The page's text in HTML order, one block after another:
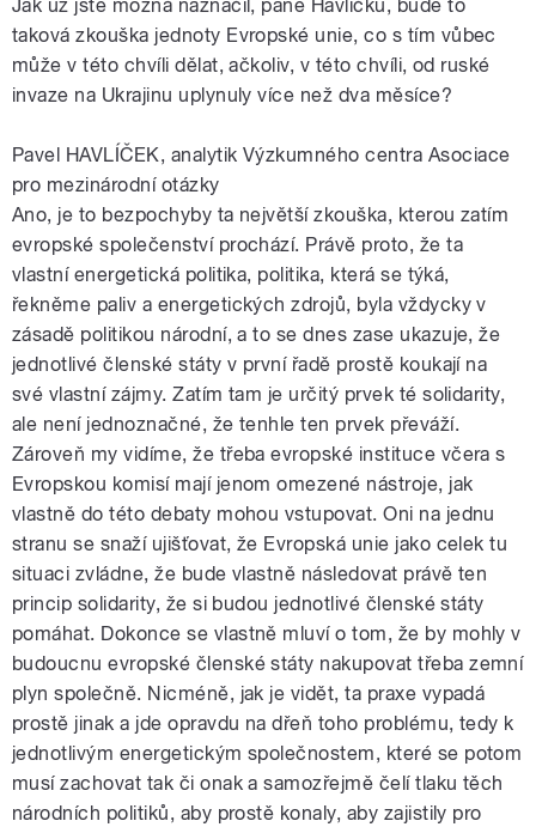
Jak už jste možná naznačil, pane Havlíčku, bude to
taková zkouška jednoty Evropské unie, co s tím vůbec
může v této chvíli dělat, ačkoliv, v této chvíli, od ruské
invaze na Ukrajinu uplynuly více než dva měsíce?
Pavel HAVLÍČEK, analytik Výzkumného centra Asociace
pro mezinárodní otázky
Ano, je to bezpochyby ta největší zkouška, kterou zatím
evropské společenství prochází. Právě proto, že ta
vlastní energetická politika, politika, která se týká,
řekněme paliv a energetických zdrojů, byla vždycky v
zásadě politikou národní, a to se dnes zase ukazuje, že
jednotlivé členské státy v první řadě prostě koukají na
své vlastní zájmy. Zatím tam je určitý prvek té solidarity,
ale není jednoznačné, že tenhle ten prvek převáží.
Zároveň my vidíme, že třeba evropské instituce včera s
Evropskou komisí mají jenom omezené nástroje, jak
vlastně do této debaty mohou vstupovat. Oni na jednu
stranu se snaží ujišťovat, že Evropská unie jako celek tu
situaci zvládne, že bude vlastně následovat právě ten
princip solidarity, že si budou jednotlivé členské státy
pomáhat. Dokonce se vlastně mluví o tom, že by mohly v
budoucnu evropské členské státy nakupovat třeba zemní
plyn společně. Nicméně, jak je vidět, ta praxe vypadá
prostě jinak a jde opravdu na dřeň toho problému, tedy k
jednotlivým energetickým společnostem, které se potom
musí zachovat tak či onak a samozřejmě čelí tlaku těch
národních politiků, aby prostě konaly, aby zajistily pro